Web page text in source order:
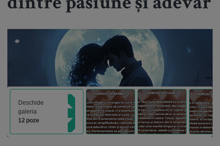
dintre pasiune și adevăr
Deschide
galeria
12 poze